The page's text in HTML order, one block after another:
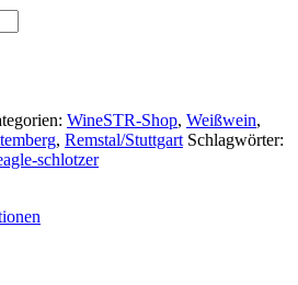
WineSTR-Shop, Weißwein,
, Remstal/Stuttgart Schlagwörter:
schlotzer